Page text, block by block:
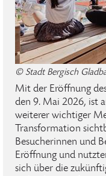
© Stadt Bergisch
Mit der Eröffnung
den 9. Mai 2026, ist
weiterer wichtiger
Transformation
Besucherinnen und
Eröffnung und
sich über die